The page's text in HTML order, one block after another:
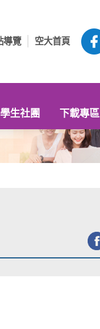
導覽 空大首頁
學生社團 下載專區